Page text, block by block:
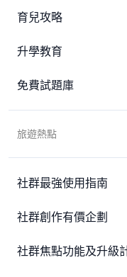
育兒攻略
升學教育
免費試題庫
旅遊熱點
社群最強使用指南
社群創作有價企劃
社群焦點功能及升級